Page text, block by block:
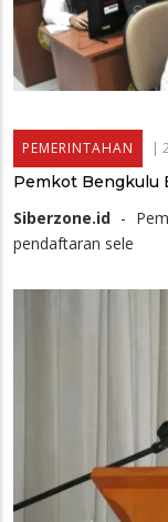
PEMERINTAHAN |
Pemkot Bengkulu
Siberzone.id -
pendaftaran sele